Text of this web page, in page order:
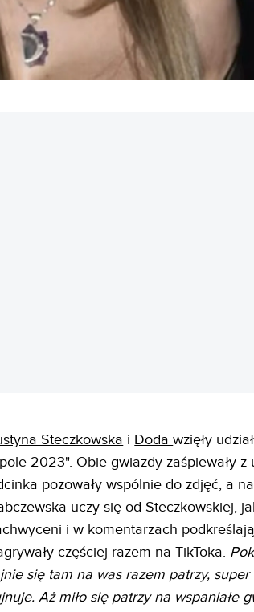
Steczkowska i Dodawzięły
2023". Obie gwiazdy zaśpiewały
pozowały wspólnie do zdjęć, a
uczy się od Steczkowskiej,
i w komentarzach
częściej razem na TikToka.
się tam na was razem patrzy,
Aż miło się patrzy na wspaniałe